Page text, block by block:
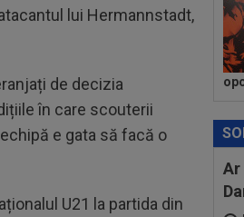
lui Hermannstadt,
de decizia
în care scouterii
e gata să facă o
U21 la partida din
Ar